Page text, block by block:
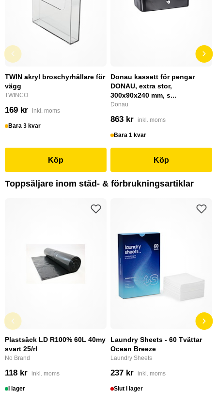
TWIN akryl broschyrhållare för
vägg
TWINCO
169 kr inkl. moms
Bara 3 kvar
Köp
Donau kassett för pengar
DONAU, extra stor,
300x90x240 mm, s...
Donau
863 kr inkl. moms
Bara 1 kvar
Köp
Toppsäljare inom städ- & förbrukningsartiklar
Plastsäck LD R100% 60L 40my
svart 25/rl
No Brand
118 kr inkl. moms
I lager
Laundry Sheets - 60 Tvättar
Ocean Breeze
Laundry Sheets
237 kr inkl. moms
Slut i lager